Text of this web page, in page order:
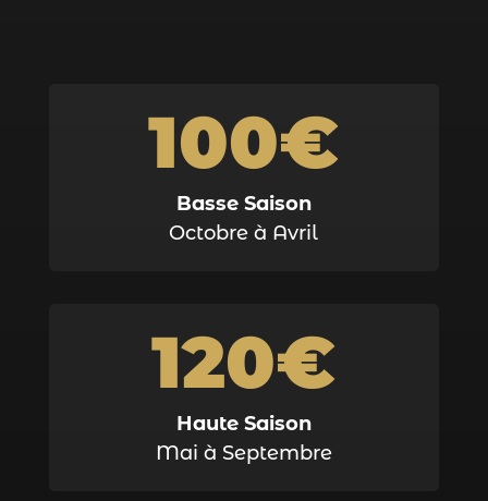
100€
Basse Saison
Octobre à Avril
120€
Haute Saison
Mai à Septembre